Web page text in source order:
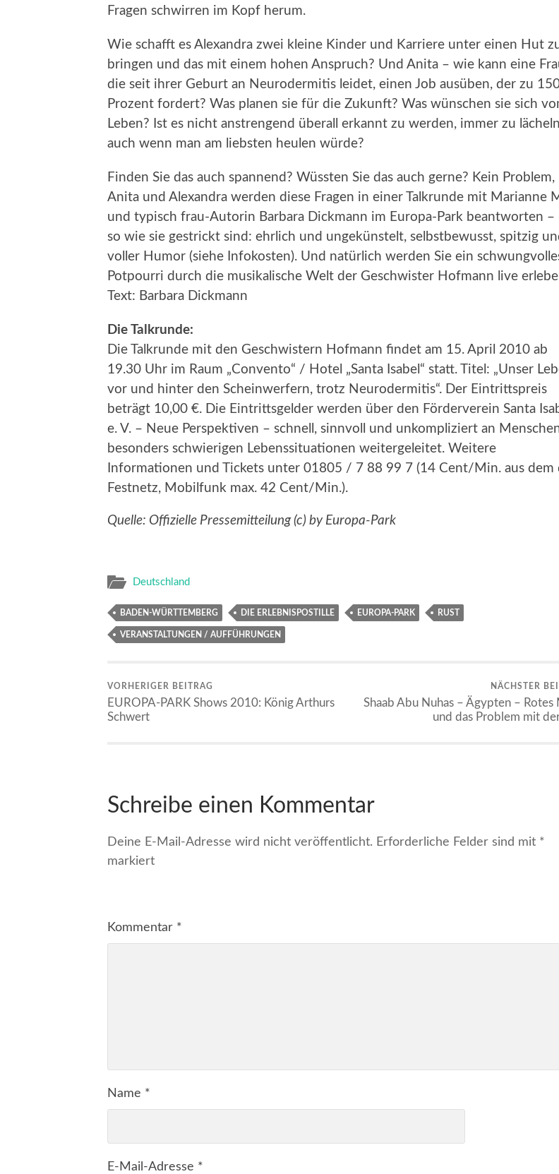
Fragen schwirren im Kopf herum.
Wie schafft es Alexandra zwei kleine Kinder und Karriere unter einen Hut
bringen und das mit einem hohen Anspruch? Und Anita – wie kann eine
die seit ihrer Geburt an Neurodermitis leidet, einen Job ausüben, der zu
Prozent fordert? Was planen sie für die Zukunft? Was wünschen sie sich
Leben? Ist es nicht anstrengend überall erkannt zu werden, immer zu
auch wenn man am liebsten heulen würde?
Finden Sie das auch spannend? Wüssten Sie das auch gerne? Kein Problem,
Anita und Alexandra werden diese Fragen in einer Talkrunde mit Marianne
und typisch frau-Autorin Barbara Dickmann im Europa-Park beantworten –
so wie sie gestrickt sind: ehrlich und ungekünstelt, selbstbewusst, spitzig
voller Humor (siehe Infokosten). Und natürlich werden Sie ein
Potpourri durch die musikalische Welt der Geschwister Hofmann live
Text: Barbara Dickmann
Die Talkrunde:
Die Talkrunde mit den Geschwistern Hofmann findet am 15. April 2010 ab
19.30 Uhr im Raum „Convento“ / Hotel „Santa Isabel“ statt. Titel: „Unser
vor und hinter den Scheinwerfern, trotz Neurodermitis“. Der Eintrittspreis
beträgt 10,00 €. Die Eintrittsgelder werden über den Förderverein Santa
e. V. – Neue Perspektiven – schnell, sinnvoll und unkompliziert an
besonders schwierigen Lebenssituationen weitergeleitet. Weitere
Informationen und Tickets unter 01805 / 7 88 99 7 (14 Cent/Min. aus dem
Festnetz, Mobilfunk max. 42 Cent/Min.).
Quelle: Offizielle Pressemitteilung (c) by Europa-Park
Deutschland
BADEN-WÜRTTEMBERG DIE ERLEBNISPOSTILLE EUROPA-PARK RUST
VERANSTALTUNGEN / AUFFÜHRUNGEN
VORHERIGER BEITRAG
EUROPA-PARK Shows 2010: König Arthurs
Schwert
NÄCHSTER
Shaab Abu Nuhas – Ägypten – Rotes
und das Problem mit
Schreibe einen Kommentar
Deine E-Mail-Adresse wird nicht veröffentlicht. Erforderliche Felder sind mit *
markiert
Kommentar *
Name *
E-Mail-Adresse *